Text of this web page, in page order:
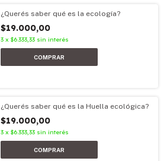
¿Querés saber qué es la ecología?
$19.000,00
3 x $6.333,33 sin interés
¿Querés saber qué es la Huella ecológica?
$19.000,00
3 x $6.333,33 sin interés